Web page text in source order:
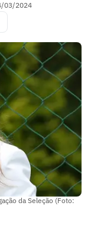
03/2024
da Seleção (Foto: